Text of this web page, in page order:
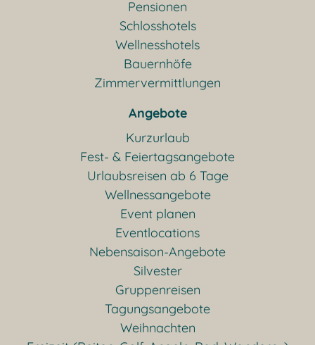
Pensionen
Schlosshotels
Wellnesshotels
Bauernhöfe
Zimmervermittlungen
Angebote
Kurzurlaub
Fest- & Feiertagsangebote
Urlaubsreisen ab 6 Tage
Wellnessangebote
Event planen
Eventlocations
Nebensaison-Angebote
Silvester
Gruppenreisen
Tagungsangebote
Weihnachten